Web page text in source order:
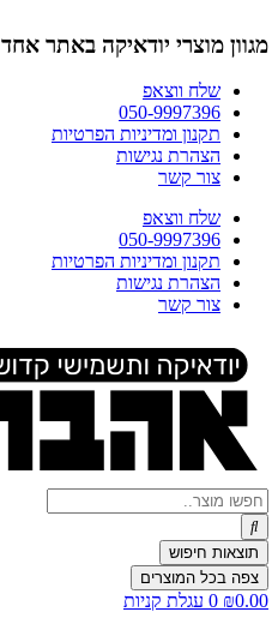
לתוכן
מגוון מוצרי יודאיקה באתר אחד
שלח ווצאפ
050-9997396
תקנון ומדיניות הפרטיות
הצהרת נגישות
צור קשר
שלח ווצאפ
050-9997396
תקנון ומדיניות הפרטיות
הצהרת נגישות
צור קשר
Search
...
תוצאות חיפוש
צפה בכל המוצרים
₪0.00
0 עגלת קניות